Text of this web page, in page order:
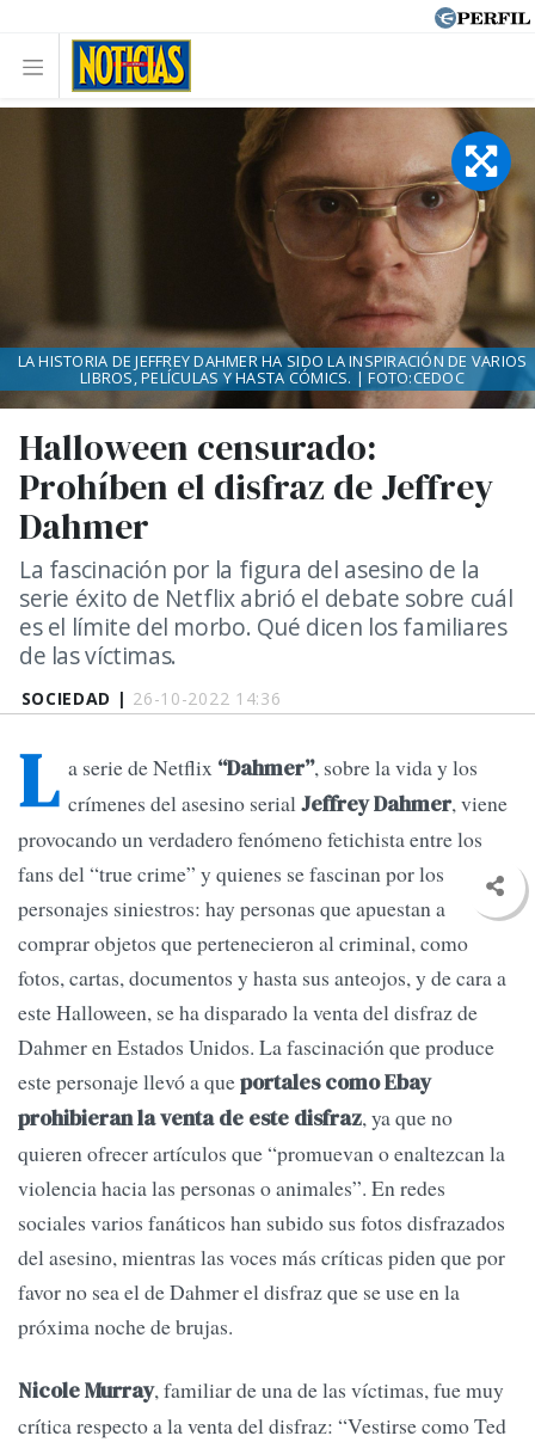
SOCIEDAD | 26-10-2022 14:36
Halloween censurado:
Prohíben el disfraz de Jeffrey
Dahmer
La fascinación por la figura del asesino de la
serie éxito de Netflix abrió el debate sobre cuál
es el límite del morbo. Qué dicen los familiares
de las víctimas.
LA HISTORIA DE JEFFREY DAHMER HA SIDO LA INSPIRACIÓN DE VARIOS
LIBROS, PELÍCULAS Y HASTA CÓMICS. | FOTO:CEDOC
L a serie de Netflix “Dahmer”, sobre la vida y los
crímenes del asesino serialJeffrey Dahmer, viene
provocando un verdadero fenómeno fetichista entre los
fans del “true crime” y quienes se fascinan por los
personajes siniestros: hay personas que apuestan a
comprar objetos que pertenecieron al criminal, como
fotos, cartas, documentos y hasta sus anteojos, y de cara a
este Halloween, se ha disparado la venta del disfraz de
Dahmer en Estados Unidos. La fascinación que produce
este personaje llevó a queportales como Ebay
prohibieran la venta de este disfraz, ya que no
quieren ofrecer artículos que “promuevan o enaltezcan la
violencia hacia las personas o animales”. En redes
sociales varios fanáticos han subido sus fotos disfrazados
del asesino, mientras las voces más críticas piden que por
favor no sea el de Dahmer el disfraz que se use en la
próxima noche de brujas.
Nicole Murray, familiar de una de las víctimas, fue muy
crítica respecto a la venta del disfraz: “Vestirse como Ted